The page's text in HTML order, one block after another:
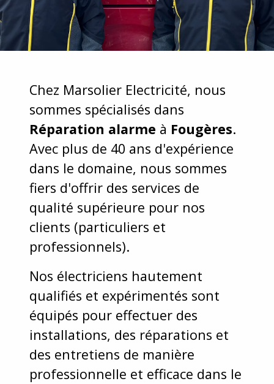
Chez Marsolier Electricité, nous
sommes spécialisés dans
Réparation alarme à Fougères.
Avec plus de 40 ans d'expérience
dans le domaine, nous sommes
fiers d'offrir des services de
qualité supérieure pour nos
clients (particuliers et
professionnels).
Nos électriciens hautement
qualifiés et expérimentés sont
équipés pour effectuer des
installations, des réparations et
des entretiens de manière
professionnelle et efficace dans le